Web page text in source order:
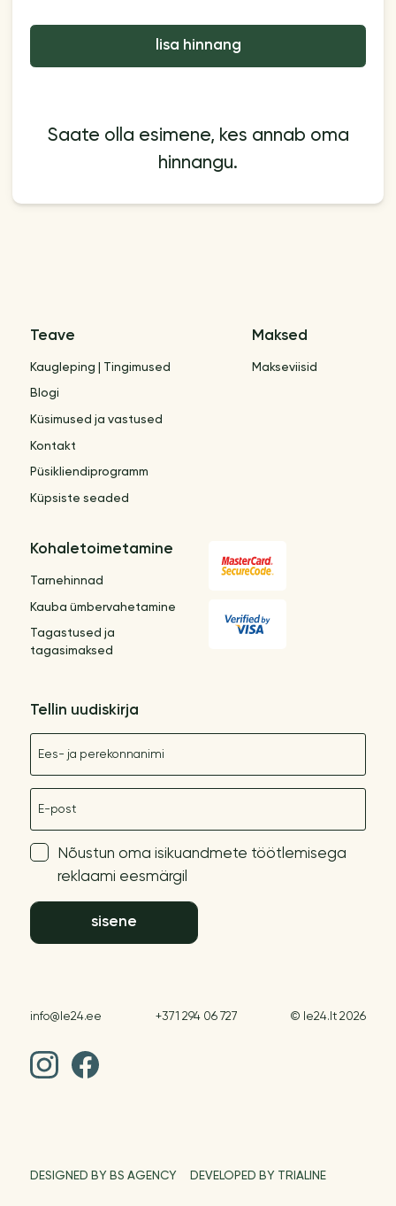
lisa hinnang
Saate olla esimene, kes annab oma
hinnangu.
Teave
Kaugleping | Tingimused
Blogi
Küsimused ja vastused
Kontakt
Püsikliendiprogramm
Küpsiste seaded
Maksed
Makseviisid
Kohaletoimetamine
Tarnehinnad
Kauba ümbervahetamine
Tagastused ja
tagasimaksed
Tellin uudiskirja
Nõustun oma isikuandmete töötlemisega
reklaami eesmärgil
sisene
info@le24.ee +371 294 06 727 © le24.lt 2026
DESIGNED BY BS AGENCY DEVELOPED BY TRIALINE